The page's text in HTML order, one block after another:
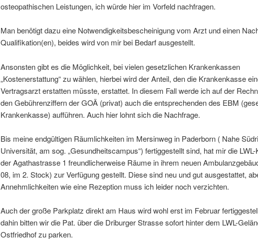
osteopathischen Leistungen, ich würde hier im Vorfeld nachfragen.
Man benötigt dazu eine Notwendigkeitsbescheinigung vom Arzt und einen
Qualifikation(en), beides wird von mir bei Bedarf ausgestellt.
Ansonsten gibt es die Möglichkeit, bei vielen gesetzlichen Krankenkassen
„Kostenerstattung“ zu wählen, hierbei wird der Anteil, den die Krankenkasse
Vertragsarzt erstatten müsste, erstattet. In diesem Fall werde ich auf der
den Gebührenziffern der GOÄ (privat) auch die entsprechenden des EBM
Krankenkasse) aufführen. Auch hier lohnt sich die Nachfrage.
Bis meine endgültigen Räumlichkeiten im Mersinweg in Paderborn ( Nahe
Universität, am sog. „Gesundheitscampus“) fertiggestellt sind, hat mir die LWL-
der Agathastrasse 1 freundlicherweise Räume in ihrem neuen
08, im 2. Stock) zur Verfügung gestellt. Diese sind neu und gut ausgestattet,
Annehmlichkeiten wie eine Rezeption muss ich leider noch verzichten.
Auch der große Parkplatz direkt am Haus wird wohl erst im Februar
dahin bitten wir die Pat. über die Driburger Strasse sofort hinter dem LWL-
Ostfriedhof zu parken.